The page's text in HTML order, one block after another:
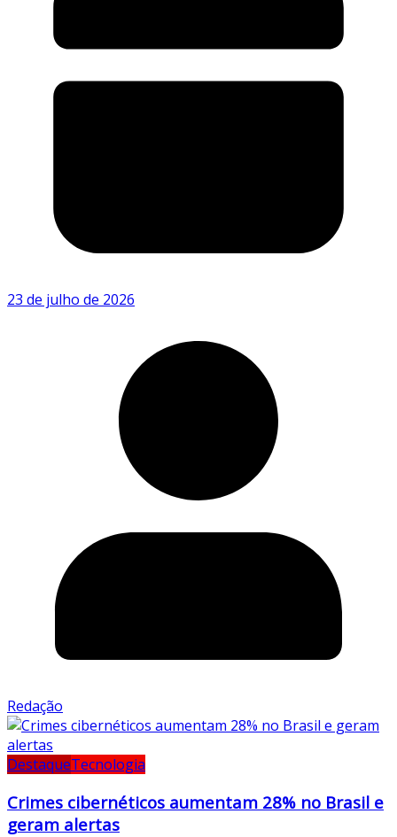
23 de julho de 2026
Redação
DestaqueTecnologia
Crimes cibernéticos aumentam 28% no Brasil e
geram alertas